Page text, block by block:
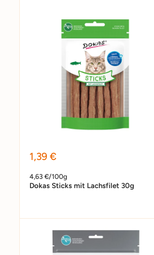
Sonderpreis
1,39 €
4,63 €/100g
Dokas Sticks mit Lachsfilet 30g